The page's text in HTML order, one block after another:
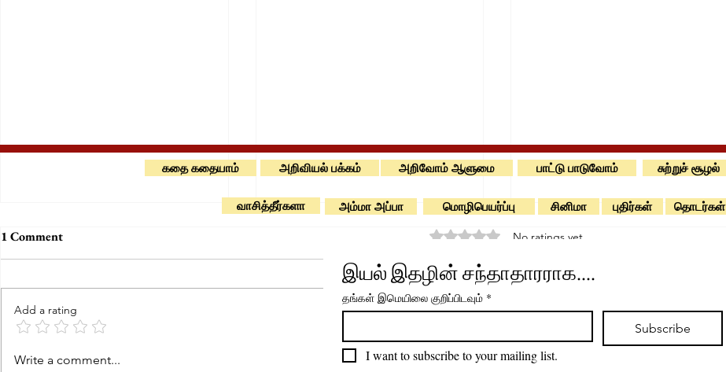
வெள்ளாடே வெள்ளாடே
1 Comment Rated 0 out of 5 stars.
No ratings yet
Add a rating
Write a comment...
கதை கதையாம் அறிவியல் பக்கம் அறிவோம் ஆளுமை பாட்டு பாடுவோம் சுற்றுச் சூழல்
வாசித்தீர்களா அம்மா அப்பா மொழிபெயர்ப்பு சினிமா புதிர்கள் தொடர்கள்
இயல் இதழின் சந்தாதாரராக....
தங்கள் இமெயிலை குறிப்பிடவும் *
Subscribe
I want to subscribe to your mailing list.